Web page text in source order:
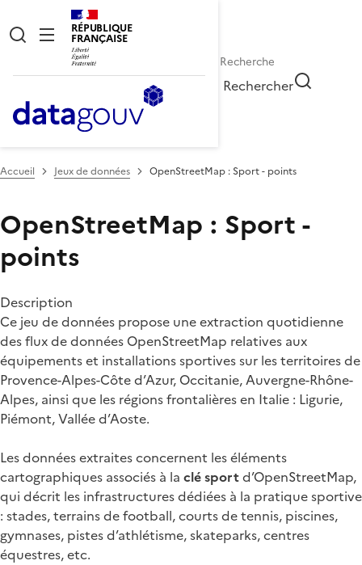
RÉPUBLIQUE
FRANÇAISE
Rechercher
Accueil Jeux de données OpenStreetMap : Sport - points
OpenStreetMap : Sport -
points
Description
Ce jeu de données propose une extraction quotidienne
des flux de données OpenStreetMap relatives aux
équipements et installations sportives sur les territoires de
Provence-Alpes-Côte d’Azur, Occitanie, Auvergne-Rhône-
Alpes, ainsi que les régions frontalières en Italie : Ligurie,
Piémont, Vallée d’Aoste.
Les données extraites concernent les éléments
cartographiques associés à la clé sportd’OpenStreetMap,
qui décrit les infrastructures dédiées à la pratique sportive
: stades, terrains de football, courts de tennis, piscines,
gymnases, pistes d’athlétisme, skateparks, centres
équestres, etc.